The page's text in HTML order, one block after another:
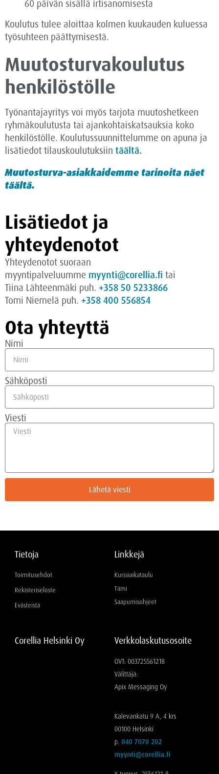
60 päivän sisällä irtisanomisesta
Koulutus tulee aloittaa kolmen kuukauden kuluessa
työsuhteen päättymisestä.
Muutosturva­koulutus
henkilöstölle
Työnantajayritys voi myös tarjota muutoshetkeen
ryhmäkoulutusta tai ajankohtaiskatsauksia koko
henkilöstölle. Koulutussuunnittelumme on apuna ja
lisätiedot tilauskoulutuksiin täältä.
Muutosturva-asiakkaidemme tarinoita näet
täältä.
Lisätiedot ja
yhteydenotot
Yhteydenotot suoraan
myyntipalveluumme myynti@corellia.fi tai
Tiina Lähteenmäki puh. +358 50 5233866
Tomi Niemelä puh. +358 400 556854
Ota yhteyttä
Nimi
Sähköposti
Viesti
Lähetä viesti
Tietoja
Toimitusehdot
Rekisteriseloste
Evästeistä
Linkkejä
Kurssiaikataulu
Tiimi
Saapumisohjeet
Corellia Helsinki Oy Verkkolaskutusosoite
OVT: 003725561218
Välittäjä:
Apix Messaging Oy
Kalevankatu 9 A, 4 krs
00100 Helsinki
p. 040 7070 202
myynti@corellia.fi